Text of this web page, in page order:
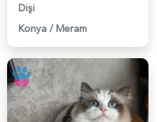
Dişi
Konya / Meram